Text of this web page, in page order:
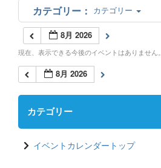
カテゴリー
8月 2026
現在、表示できる今後のイベントはありません。
8月 2026
カテゴリー
イベントカレンダートップ